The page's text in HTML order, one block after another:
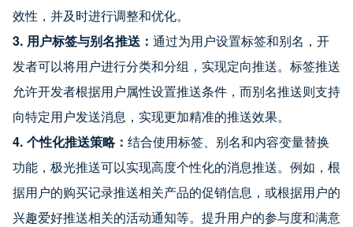
效性，并及时进行调整和优化。
3. 用户标签与别名推送： 通过为用户设置标签和别名，开
发者可以将用户进行分类和分组，实现定向推送。标签推送
允许开发者根据用户属性设置推送条件，而别名推送则支持
向特定用户发送消息，实现更加精准的推送效果。
4. 个性化推送策略： 结合使用标签、别名和内容变量替换
功能，极光推送可以实现高度个性化的消息推送。例如，根
据用户的购买记录推送相关产品的促销信息，或根据用户的
兴趣爱好推送相关的活动通知等。提升用户的参与度和满意